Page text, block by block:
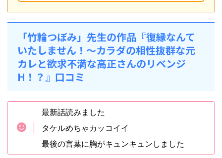
「竹輪つぼみ」先生の作品『復縁なんて
いたしません！～カラダの相性抜群な元
カレと欲求不満な高正さんのリベンジ
H！？』口コミ
最新話読みました
タケルめちゃカッコイイ
最後の言葉に胸がキュンキュンしました